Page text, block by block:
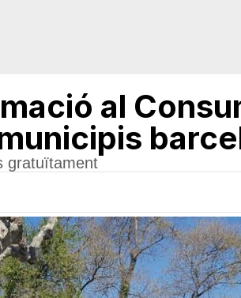
al
gratuïtament